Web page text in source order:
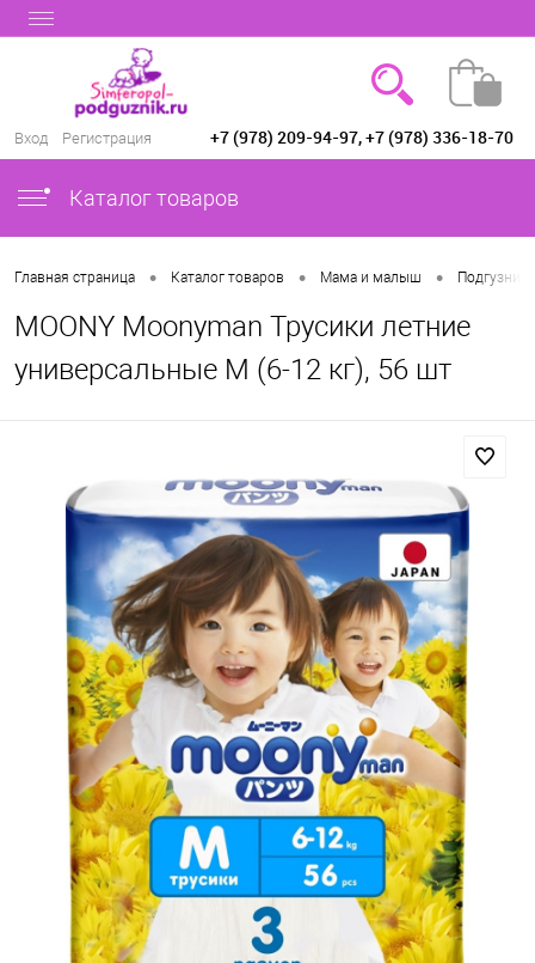
Вход Регистрация +7 (978) 209-94-97, +7 (978) 336-18-70
Каталог товаров
Главная страница • Каталог товаров • Мама и малыш •
MOONY Moonyman Трусики летние
универсальные M (6-12 кг), 56 шт